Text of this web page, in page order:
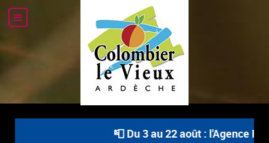
📮 Du 3 au 22 août : l'Agence